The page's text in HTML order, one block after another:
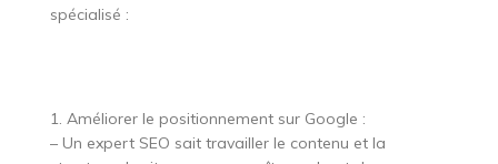
spécialisé :
1. Améliorer le positionnement sur Google :
– Un expert SEO sait travailler le contenu et la